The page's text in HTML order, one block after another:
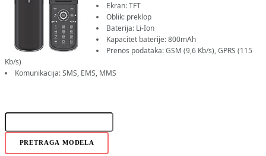
Ekran: TFT
Oblik: preklop
Baterija: Li-Ion
Kapacitet baterije: 800mAh
Prenos podataka: GSM (9,6 Kb/s), GPRS (115
Kb/s)
Komunikacija: SMS, EMS, MMS
PRETRAGA MODELA